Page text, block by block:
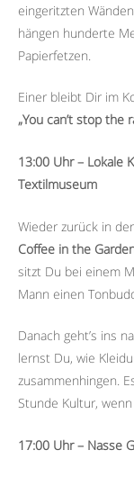
eingeritzten
hängen hunderte
Papierfetzen.
Einer bleibt Dir im
„You can’t stop the
13:00 Uhr – Lokale
Textilmuseum
Wieder zurück in
Coffee in the
sitzt Du bei einem
Mann einen
Danach geht’s ins
lernst Du, wie
zusammenhingen.
Stunde Kultur,
17:00 Uhr – Nasse